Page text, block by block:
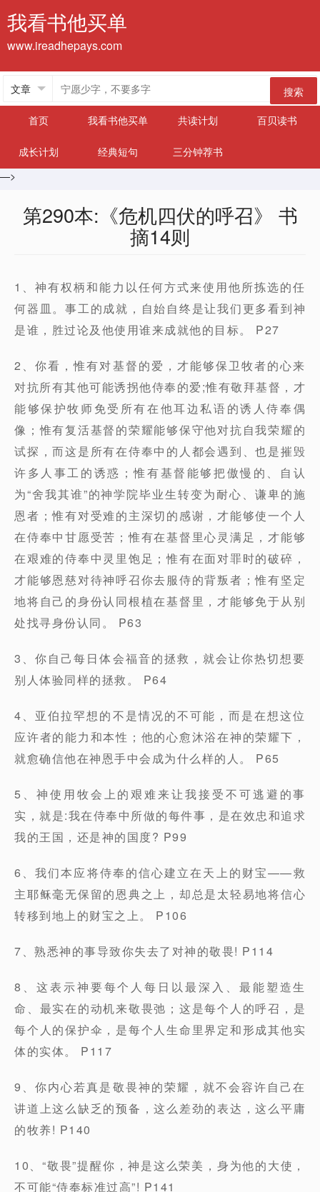
我看书他买单
www.ireadhepays.com
搜索
首页
我看书他买单 共读计划 百贝读书
成长计划 经典短句
三分钟荐书
—>
第290本:《危机四伏的呼召》 书
摘14则
1、神有权柄和能力以任何方式来使用他所拣选的任
何器皿。事工的成就，自始自终是让我们更多看到神
是谁，胜过论及他使用谁来成就他的目标。 P27
2、你看，惟有对基督的爱，才能够保卫牧者的心来
对抗所有其他可能诱拐他侍奉的爱;惟有敬拜基督，才
能够保护牧师免受所有在他耳边私语的诱人侍奉偶
像；惟有复活基督的荣耀能够保守他对抗自我荣耀的
试探，而这是所有在侍奉中的人都会遇到、也是摧毁
许多人事工的诱惑；惟有基督能够把傲慢的、自认
为“舍我其谁”的神学院毕业生转变为耐心、谦卑的施
恩者；惟有对受难的主深切的感谢，才能够使一个人
在侍奉中甘愿受苦；惟有在基督里心灵满足，才能够
在艰难的侍奉中灵里饱足；惟有在面对罪时的破碎，
才能够恩慈对待神呼召你去服侍的背叛者；惟有坚定
地将自己的身份认同根植在基督里，才能够免于从别
处找寻身份认同。 P63
3、你自己每日体会福音的拯救，就会让你热切想要
别人体验同样的拯救。 P64
4、亚伯拉罕想的不是情况的不可能，而是在想这位
应许者的能力和本性；他的心愈沐浴在神的荣耀下，
就愈确信他在神恩手中会成为什么样的人。 P65
5、神使用牧会上的艰难来让我接受不可逃避的事
实，就是:我在侍奉中所做的每件事，是在效忠和追求
我的王国，还是神的国度? P99
6、我们本应将侍奉的信心建立在天上的财宝——救
主耶稣毫无保留的恩典之上，却总是太轻易地将信心
转移到地上的财宝之上。 P106
7、熟悉神的事导致你失去了对神的敬畏! P114
8、这表示神要每个人每日以最深入、最能塑造生
命、最实在的动机来敬畏弛；这是每个人的呼召，是
每个人的保护伞，是每个人生命里界定和形成其他实
体的实体。 P117
9、你内心若真是敬畏神的荣耀，就不会容许自己在
讲道上这么缺乏的预备，这么差劲的表达，这么平庸
的牧养! P140
10、“敬畏”提醒你，神是这么荣美，身为他的大使，
不可能“侍奉标准过高”! P141